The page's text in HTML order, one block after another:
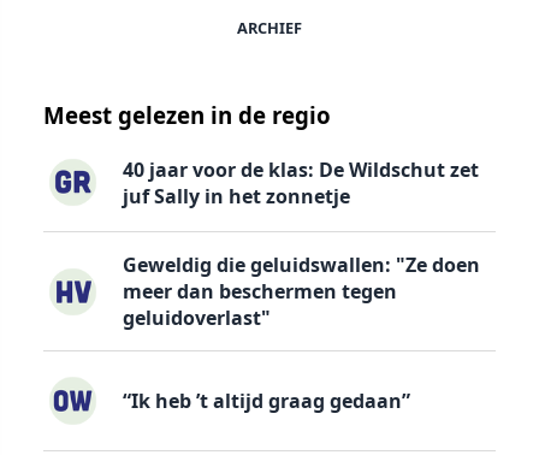
ARCHIEF
Meest gelezen in de regio
40 jaar voor de klas: De Wildschut zet
juf Sally in het zonnetje
Geweldig die geluidswallen: "Ze doen
meer dan beschermen tegen
geluidoverlast"
“Ik heb ’t altijd graag gedaan”